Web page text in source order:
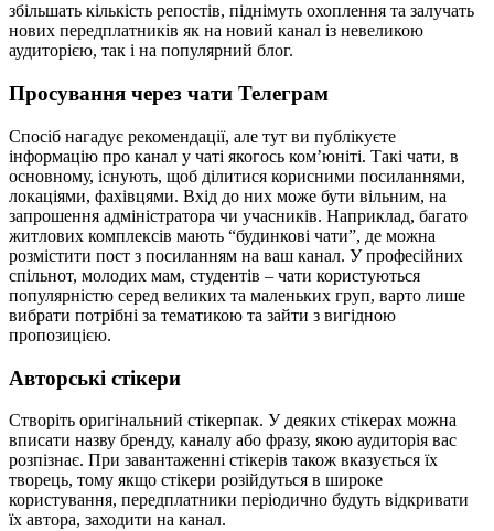
збільшать кількість репостів, піднімуть охоплення та залучать
нових передплатників як на новий канал із невеликою
аудиторією, так і на популярний блог.
Просування через чати Телеграм
Спосіб нагадує рекомендації, але тут ви публікуєте
інформацію про канал у чаті якогось ком’юніті. Такі чати, в
основному, існують, щоб ділитися корисними посиланнями,
локаціями, фахівцями. Вхід до них може бути вільним, на
запрошення адміністратора чи учасників. Наприклад, багато
житлових комплексів мають “будинкові чати”, де можна
розмістити пост з посиланням на ваш канал. У професійних
спільнот, молодих мам, студентів – чати користуються
популярністю серед великих та маленьких груп, варто лише
вибрати потрібні за тематикою та зайти з вигідною
пропозицією.
Авторські стікери
Створіть оригінальний стікерпак. У деяких стікерах можна
вписати назву бренду, каналу або фразу, якою аудиторія вас
розпізнає. При завантаженні стікерів також вказується їх
творець, тому якщо стікери розійдуться в широке
користування, передплатники періодично будуть відкривати
їх автора, заходити на канал.